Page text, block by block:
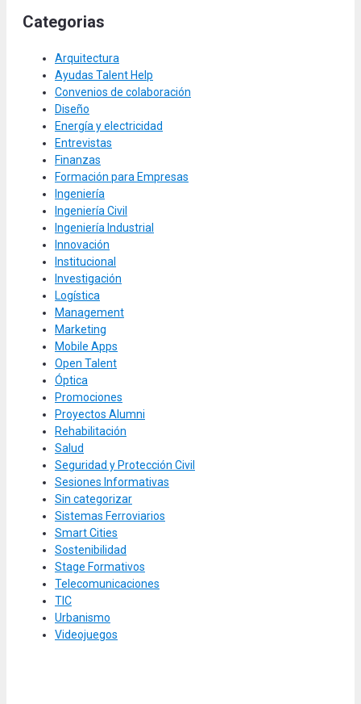
Categorias
Arquitectura
Ayudas Talent Help
Convenios de colaboración
Diseño
Energía y electricidad
Entrevistas
Finanzas
Formación para Empresas
Ingeniería
Ingeniería Civil
Ingeniería Industrial
Innovación
Institucional
Investigación
Logística
Management
Marketing
Mobile Apps
Open Talent
Óptica
Promociones
Proyectos Alumni
Rehabilitación
Salud
Seguridad y Protección Civil
Sesiones Informativas
Sin categorizar
Sistemas Ferroviarios
Smart Cities
Sostenibilidad
Stage Formativos
Telecomunicaciones
TIC
Urbanismo
Videojuegos